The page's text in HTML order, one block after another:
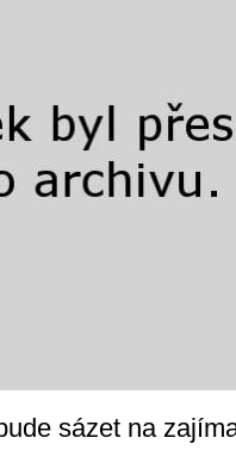
sázet na